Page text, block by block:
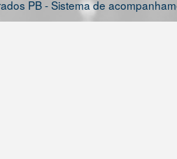
PB - Sistema de